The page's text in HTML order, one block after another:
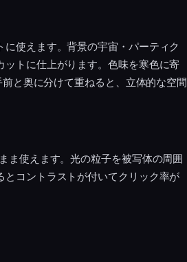
使えます。背景の宇宙・パーティク
トに仕上がります。色味を寒色に寄
と奥に分けて重ねると、立体的な空間
ま使えます。光の粒子を被写体の周囲
コントラストが付いてクリック率が